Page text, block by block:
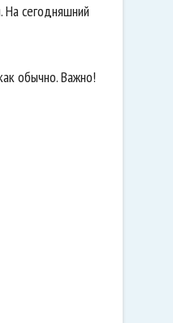
На сегодняшний
обычно. Важно!